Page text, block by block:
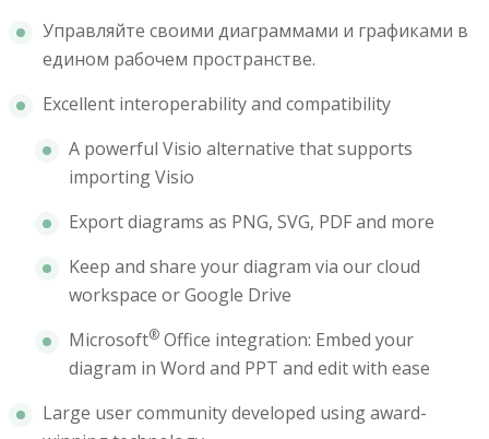
Управляйте своими диаграммами и графиками в
едином рабочем пространстве.
Excellent interoperability and compatibility
A powerful Visio alternative that supports
importing Visio
Export diagrams as PNG, SVG, PDF and more
Keep and share your diagram via our cloud
workspace or Google Drive
Microsoft® Office integration: Embed your
diagram in Word and PPT and edit with ease
Large user community developed using award-